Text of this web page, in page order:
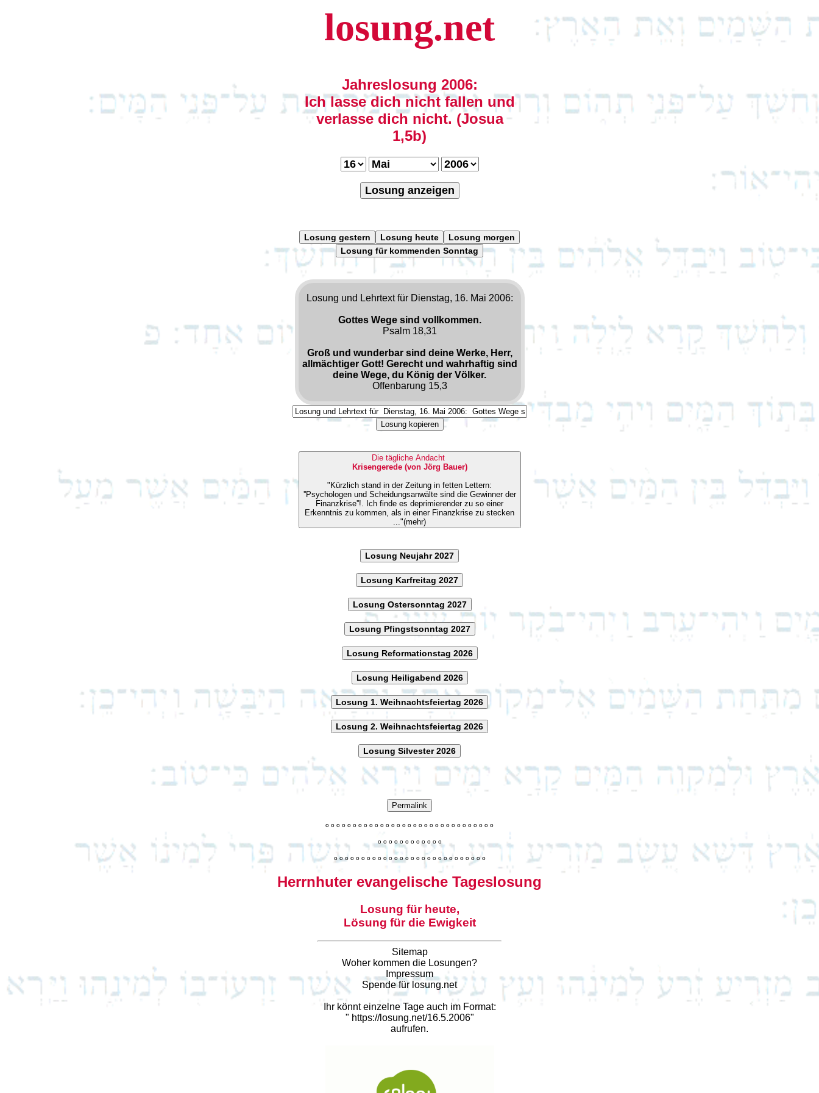
losung.net
Jahreslosung 2006:
Ich lasse dich nicht fallen und
verlasse dich nicht. (Josua
1,5b)
Losung anzeigen
Losung gestern Losung heute
Losung morgen
Losung für kommenden Sonntag
Losung und Lehrtext für Dienstag, 16. Mai 2006:
Gottes Wege sind vollkommen.
Psalm 18,31
Groß und wunderbar sind deine Werke, Herr,
allmächtiger Gott! Gerecht und wahrhaftig sind
deine Wege, du König der Völker.
Offenbarung 15,3
Losung kopieren
Die tägliche Andacht
Krisengerede (von Jörg Bauer)
"Kürzlich stand in der Zeitung in fetten Lettern:
''Psychologen und Scheidungsanwälte sind die Gewinner der
Finanzkrise''!. Ich finde es deprimierender zu so einer
Erkenntnis zu kommen, als in einer Finanzkrise zu stecken
..."(mehr)
Losung Neujahr 2027
Losung Karfreitag 2027
Losung Ostersonntag 2027
Losung Pfingstsonntag 2027
Losung Reformationstag 2026
Losung Heiligabend 2026
Losung 1. Weihnachtsfeiertag 2026
Losung 2. Weihnachtsfeiertag 2026
Losung Silvester 2026
Permalink
o o o o o o o o o o o o o o o o o o o o o o o o o o o o o o o
o o o o o o o o o o o o
o o o o o o o o o o o o o o o o o o o o o o o o o o o o
Herrnhuter evangelische Tageslosung
Losung für heute,
Lösung für die Ewigkeit
Sitemap
Woher kommen die Losungen?
Impressum
Spende für losung.net
Ihr könnt einzelne Tage auch im Format:
" https://losung.net/16.5.2006"
aufrufen.